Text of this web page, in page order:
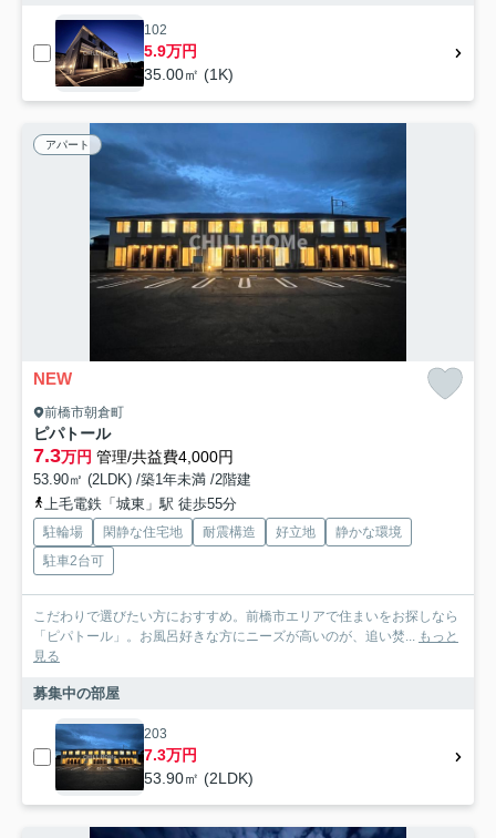
102
5.9万円
35.00㎡ (1K)
アパート
NEW
前橋市朝倉町
ピパトール
7.3万円 管理/共益費4,000円
53.90㎡ (2LDK) /築1年未満 /2階建
上毛電鉄「城東」駅 徒歩55分
駐輪場 閑静な住宅地 耐震構造 好立地
静かな環境
駐車2台可
こだわりで選びたい方におすすめ。前橋市エリアで住まいをお探しなら
「ピパトール」。お風呂好きな方にニーズが高いのが、追い焚... もっと
見る
募集中の部屋
203
7.3万円
53.90㎡ (2LDK)